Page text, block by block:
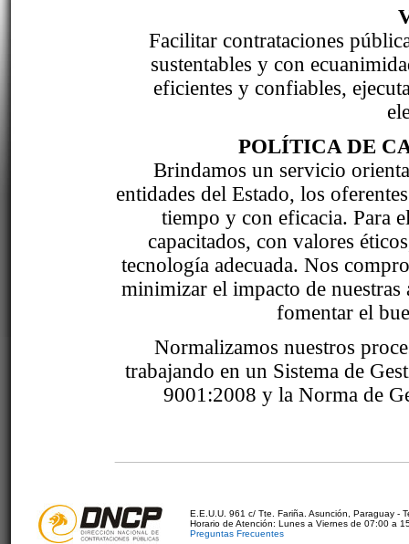
Facilitar contrataciones
sustentables y con
eficientes y confiables,
POLÍTICA DE
Brindamos un servicio
entidades del Estado, los
tiempo y con eficacia. Para
capacitados, con valores
tecnología adecuada. Nos
minimizar el impacto de
fomentar el
Normalizamos nuestros
trabajando en un Sistema de
9001:2008 y la Norma de
E.E.U.U. 961 c/ Tte. Fariña. Asunción, Paraguay -
Horario de Atención: Lunes a Viernes de 07:00 a
Preguntas Frecuentes